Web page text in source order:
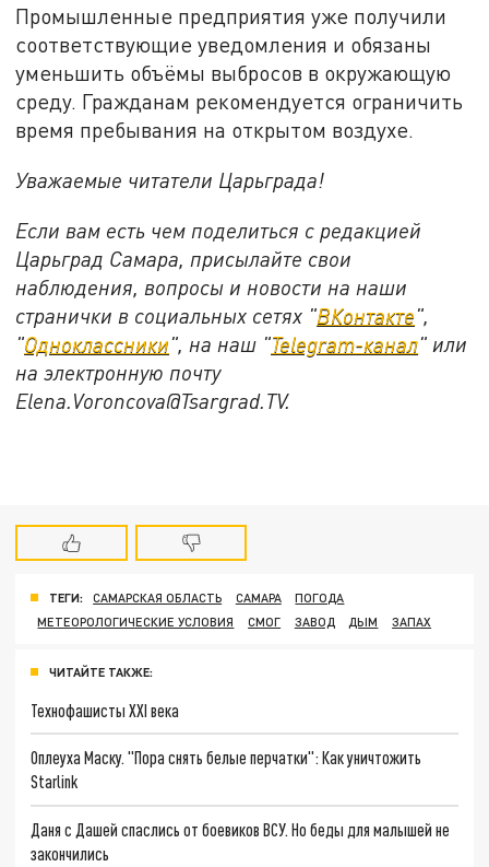
Промышленные предприятия уже получили
соответствующие уведомления и обязаны
уменьшить объёмы выбросов в окружающую
среду. Гражданам рекомендуется ограничить
время пребывания на открытом воздухе.
Уважаемые читатели Царьграда!
Если вам есть чем поделиться с редакцией
Царьград Самара, присылайте свои
наблюдения, вопросы и новости на наши
странички в социальных сетях "ВКонтакте",
"Одноклассники", на наш "Telegram-канал" или
на электронную почту
Elena.Voroncova@Tsargrad.TV.
ТЕГИ: САМАРСКАЯ ОБЛАСТЬ САМАРА
ПОГОДА
МЕТЕОРОЛОГИЧЕСКИЕ УСЛОВИЯ
СМОГ ЗАВОД ДЫМ ЗАПАХ
ЧИТАЙТЕ ТАКЖЕ:
Технофашисты XXI века
Оплеуха Маску. "Пора снять белые перчатки": Как уничтожить
Starlink
Даня с Дашей спаслись от боевиков ВСУ. Но беды для малышей не
закончились